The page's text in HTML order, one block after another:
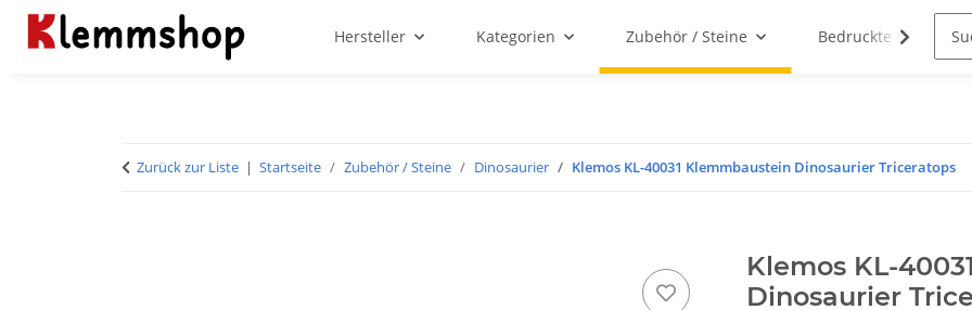
Hersteller Kategorien Zubehör / Steine Bedruckte
Zurück zur Liste Startseite Zubehör / Steine Dinosaurier Klemos KL-40031 Klemmbaustein Dinosaurier Triceratops
Klemos KL-
Dinosaurier